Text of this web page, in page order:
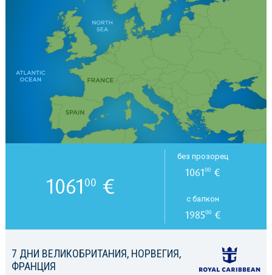
7 ДНИ ВЕЛИКОБРИТАНИЯ, НОРВЕГИЯ,
ФРАНЦИЯ
1061 00 €
без прозорец
106100 €
с балкон
198500€